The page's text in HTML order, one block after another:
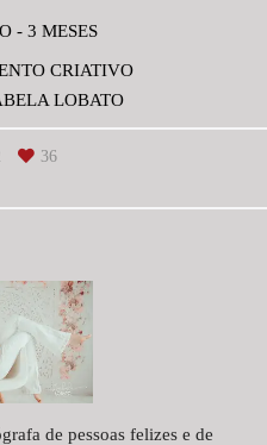
- 3 MESES
CRIATIVO
LOBATO
36
de pessoas felizes e de